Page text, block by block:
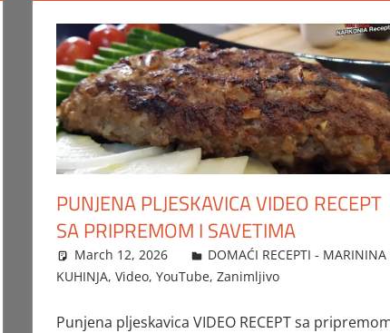
PUNJENA PLJESKAVICA VIDEO RECEPT
SA PRIPREMOM I SAVETIMA
March 12, 2026 FTorgAdmin
DOMAĆI RECEPTI - MARININA
KUHINJA, Video, YouTube, Zanimljivo
Punjena pljeskavica VIDEO RECEPT sa